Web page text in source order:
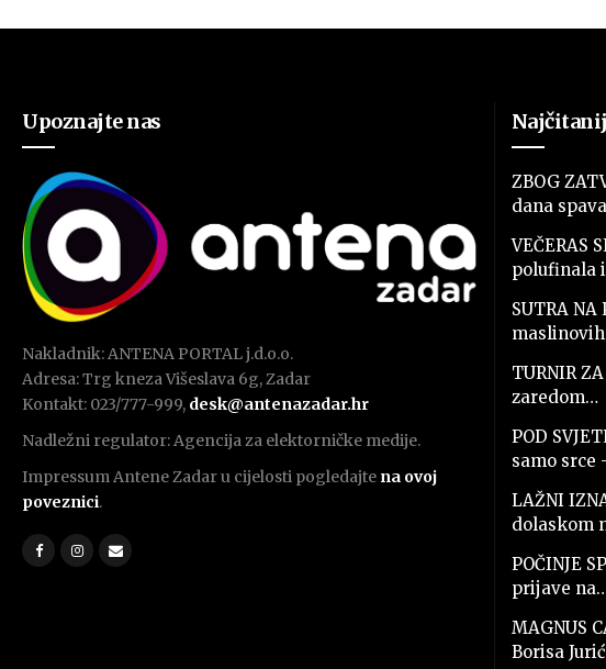
Upoznajte nas
Nakladnik: ANTENA PORTAL j.d.o.o.
Adresa: Trg kneza Višeslava 6g, Zadar
Kontakt: 023/777-999, desk@antenazadar.hr
Nadležni regulator: Agencija za elektorničke medije.
Impressum Antene Zadar u cijelosti pogledajte na ovoj
poveznici.
ZBOG
dana
VEČERAS
polufinala
SUTRA
TURNIR
zaredom…
POD
samo srce
LAŽNI
dolaskom
POČINJE
prijave
MAGNUS
Borisa